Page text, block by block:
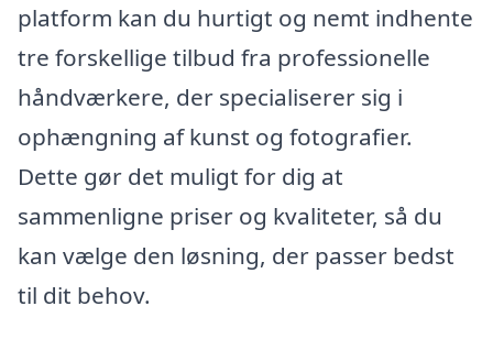
platform kan du hurtigt og nemt indhente
tre forskellige tilbud fra professionelle
håndværkere, der specialiserer sig i
ophængning af kunst og fotografier.
Dette gør det muligt for dig at
sammenligne priser og kvaliteter, så du
kan vælge den løsning, der passer bedst
til dit behov.